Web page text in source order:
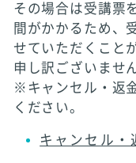
その場合は受講票
間がかかるため、
せていただくこと
申し訳ございませ
※キャンセル・返
ください。
キャンセル・